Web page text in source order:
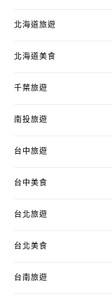
北海道旅遊
北海道美食
千葉旅遊
南投旅遊
台中旅遊
台中美食
台北旅遊
台北美食
台南旅遊